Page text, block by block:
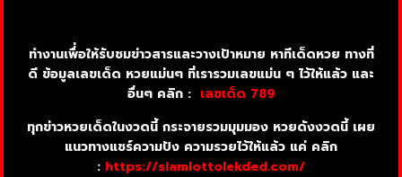
ทำงานเพื่่อให้รับชมข่าวสารและวางเป้าหมาย หาทีเด็ดหวย ทางที่
ดี ข้อมูลเลขเด็ด หวยแม่นๆ ที่เรารวมเลขแม่น ๆ ไว้ให้แล้ว และ
อื่นๆ คลิก : เลขเด็ด 789
ทุกข่าวหวยเด็ดในงวดนี้ กระจายรวมมุมมอง หวยดังงวดนี้ เผย
แนวทางแชร์ความปัง ความรวยไว้ให้แล้ว แค่ คลิก
: https://siamlottolekded.com/